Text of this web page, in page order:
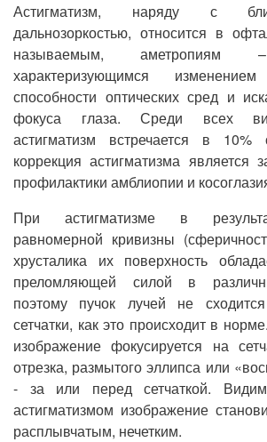
Астигматизм, наряду с
дальнозоркостью, относится в
называемым, аметропиям
характеризующимся
способности оптических сред и
фокуса глаза. Среди всех
астигматизм встречается в 10%
коррекция астигматизма является
профилактики амблиопии и
При астигматизме в
равномерной кривизны
хрусталика их поверхность
преломляющей силой в
поэтому пучок лучей не
сетчатки, как это происходит в
изображение фокусируется на
отрезка, размытого эллипса или
- за или перед сетчаткой.
астигматизмом изображение
расплывчатым, нечетким.